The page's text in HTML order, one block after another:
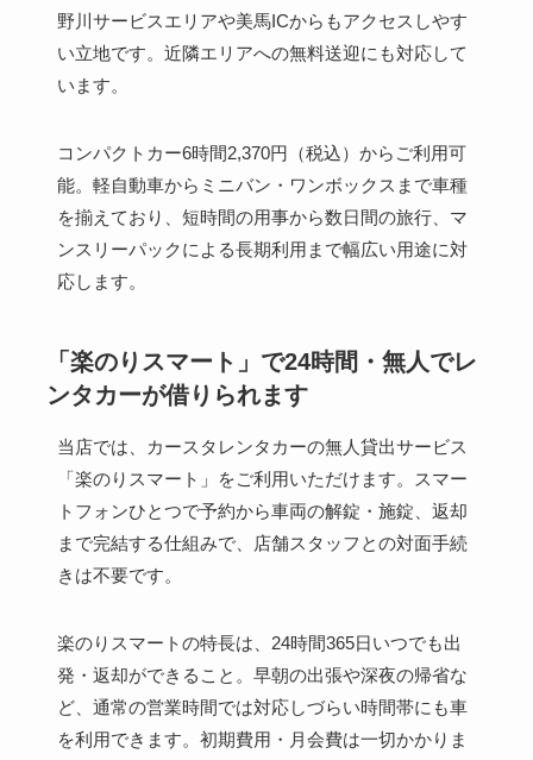
野川サービスエリアや美馬ICからもアクセスしやす
い立地です。近隣エリアへの無料送迎にも対応して
います。
コンパクトカー6時間2,370円（税込）からご利用可
能。軽自動車からミニバン・ワンボックスまで車種
を揃えており、短時間の用事から数日間の旅行、マ
ンスリーパックによる長期利用まで幅広い用途に対
応します。
「楽のりスマート」で24時間・無人でレ
ンタカーが借りられます
当店では、カースタレンタカーの無人貸出サービス
「楽のりスマート」をご利用いただけます。スマー
トフォンひとつで予約から車両の解錠・施錠、返却
まで完結する仕組みで、店舗スタッフとの対面手続
きは不要です。
楽のりスマートの特長は、24時間365日いつでも出
発・返却ができること。早朝の出張や深夜の帰省な
ど、通常の営業時間では対応しづらい時間帯にも車
を利用できます。初期費用・月会費は一切かかりま